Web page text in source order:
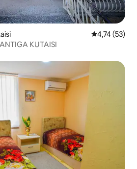
4,74 de uma
4,74 (53)
KUTAISI